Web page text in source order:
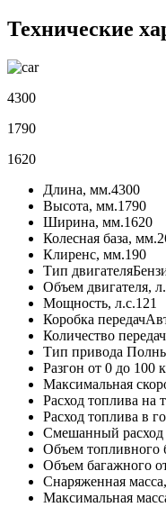
Технические
4300
1790
1620
Длина, мм.4300
Высота, мм.1790
Ширина, мм.1620
Колесная база, мм.
Клиренс, мм.190
Тип двигателя
Объем двигателя, л.
Мощность, л.с.121
Коробка передач
Количество передач
Тип привода
Разгон от 0 до 100
Максимальная
Расход топлива на
Расход топлива в
Смешанный расход
Объем топливного
Объем багажного
Снаряженная
Максимальная